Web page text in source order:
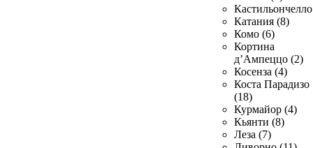
Катания (8)
Комо (6)
Кортина
д’Ампеццо (2)
Косенза (4)
Коста Парадизо
(18)
Курмайор (4)
Кьянти (8)
Леза (7)